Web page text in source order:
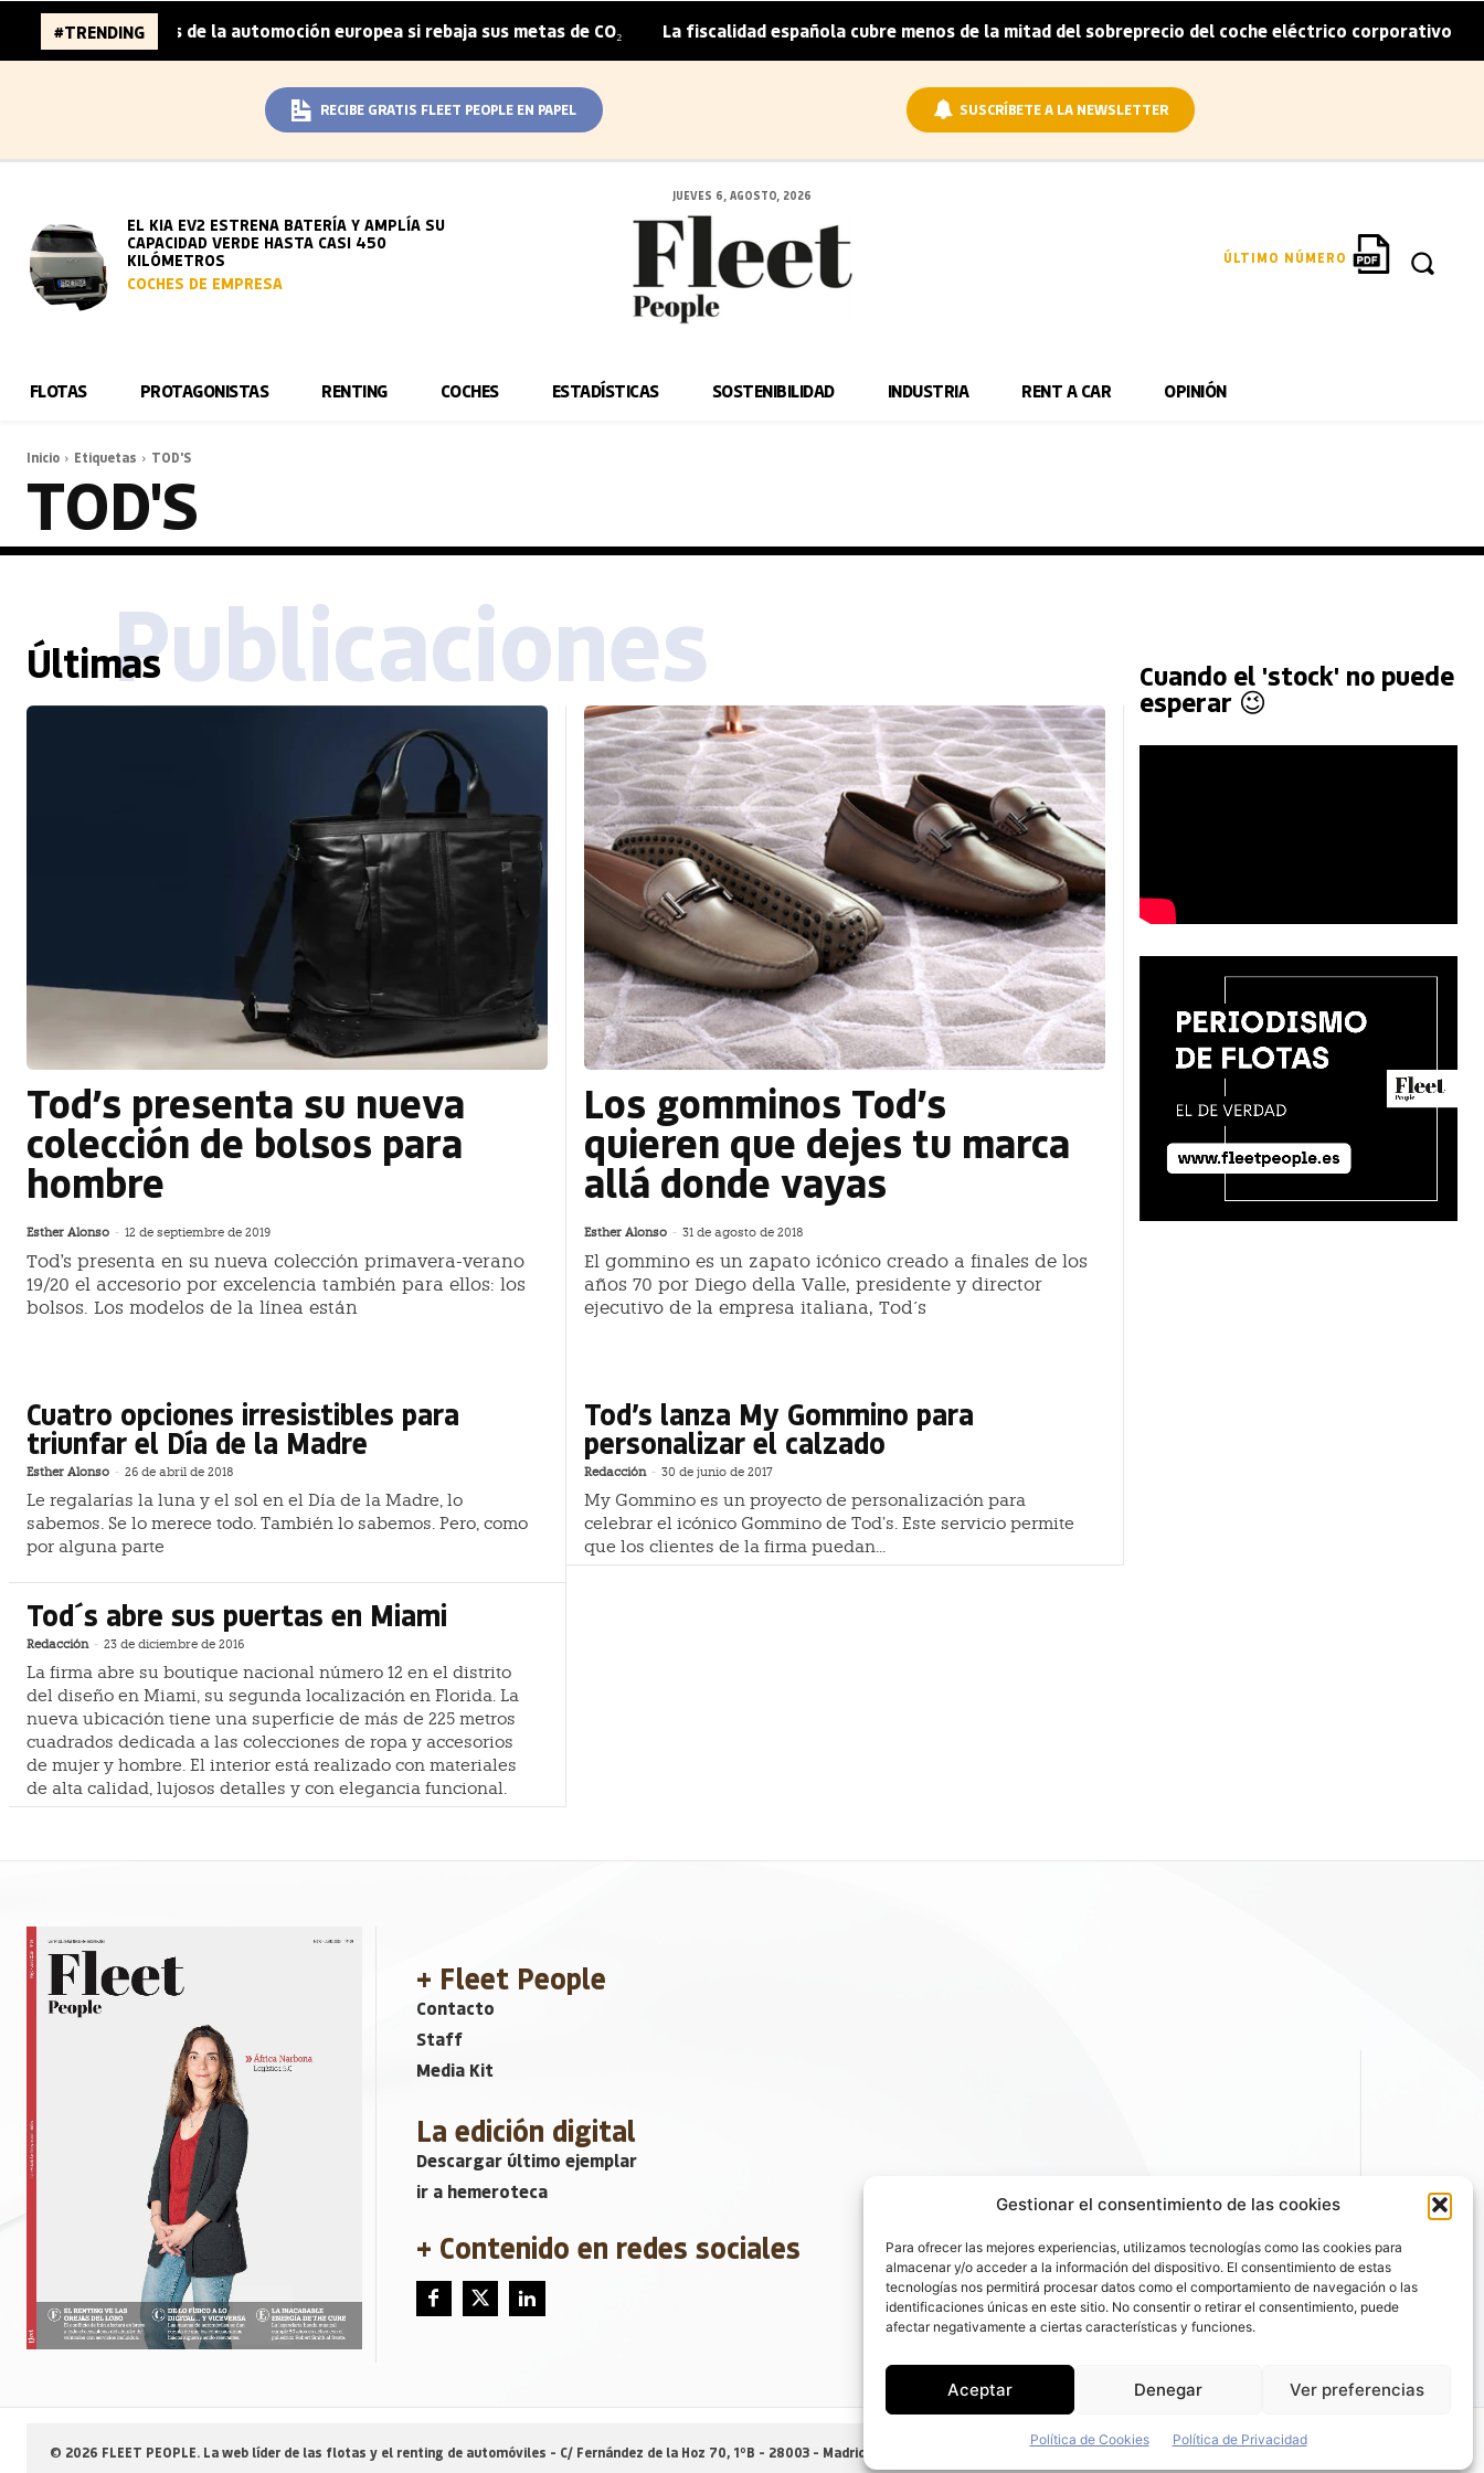
Gestionar el consentimiento de las cookies
Para ofrecer las mejores experiencias, utilizamos tecnologías como las cookies para
almacenar y/o acceder a la información del dispositivo. El consentimiento de estas
tecnologías nos permitirá procesar datos como el comportamiento de navegación o las
identificaciones únicas en este sitio. No consentir o retirar el consentimiento, puede
afectar negativamente a ciertas características y funciones.
Aceptar Denegar Ver preferencias
Política de Cookies Política de Privacidad
#TRENDING
96.000 millones de la automoción europea si rebaja sus metas de CO₂ | La fiscalidad española cubre menos de la mitad del sobreprecio del coche eléctrico corporativo |
RECIBE GRATIS FLEET PEOPLE EN PAPEL SUSCRÍBETE A LA NEWSLETTER
EL KIA EV2 ESTRENA BATERÍA Y AMPLÍA SU
CAPACIDAD VERDE HASTA CASI 450
KILÓMETROS
COCHES DE EMPRESA
JUEVES 6, AGOSTO, 2026
ÚLTIMO NÚMERO
FLOTAS PROTAGONISTAS RENTING COCHES ESTADÍSTICAS SOSTENIBILIDAD INDUSTRIA RENT A CAR OPINIÓN
Inicio Etiquetas TOD'S
TOD'S
ÚltimasPublicaciones
Tod’s presenta su nueva
colección de bolsos para
hombre
Esther Alonso - 12 de septiembre de 2019
Tod's presenta en su nueva colección primavera-verano
19/20 el accesorio por excelencia también para ellos: los
bolsos. Los modelos de la línea están
Los gomminos Tod’s
quieren que dejes tu marca
allá donde vayas
Esther Alonso - 31 de agosto de 2018
El gommino es un zapato icónico creado a finales de los
años 70 por Diego della Valle, presidente y director
ejecutivo de la empresa italiana, Tod´s
Cuatro opciones irresistibles para
triunfar el Día de la Madre
Esther Alonso - 26 de abril de 2018
Le regalarías la luna y el sol en el Día de la Madre, lo
sabemos. Se lo merece todo. También lo sabemos. Pero, como
por alguna parte
Tod’s lanza My Gommino para
personalizar el calzado
Redacción - 30 de junio de 2017
My Gommino es un proyecto de personalización para
celebrar el icónico Gommino de Tod’s. Este servicio permite
que los clientes de la firma puedan...
Tod´s abre sus puertas en Miami
Redacción - 23 de diciembre de 2016
La firma abre su boutique nacional número 12 en el distrito
del diseño en Miami, su segunda localización en Florida. La
nueva ubicación tiene una superficie de más de 225 metros
cuadrados dedicada a las colecciones de ropa y accesorios
de mujer y hombre. El interior está realizado con materiales
de alta calidad, lujosos detalles y con elegancia funcional.
Cuando el 'stock' no puede
esperar 😉
+ Fleet People
Contacto
Staff
Media Kit
La edición digital
Descargar último ejemplar
ir a hemeroteca
+ Contenido en redes sociales
© 2026 FLEET PEOPLE. La web líder de las flotas y el renting de automóviles - C/ Fernández de la Hoz 70, 1ºB - 28003 - Madrid (España) | Política de Privacidad|Política de Cookies|Email: fleetpeople@fleetpeople.es